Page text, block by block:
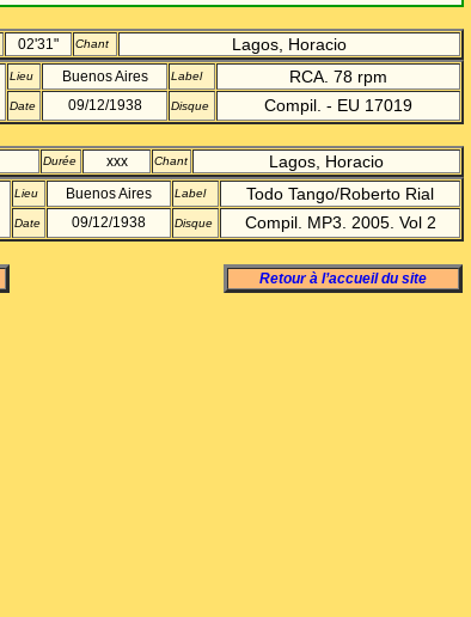
02'31" Chant Lagos, Horacio
Lieu Buenos Aires Label RCA. 78 rpm
Date 09/12/1938 Disque Compil. - EU 17019
Durée xxx Chant Lagos, Horacio
Lieu Buenos Aires Label Todo Tango/Roberto Rial
Date 09/12/1938 Disque Compil. MP3. 2005. Vol 2
Retour à l’accueil du site